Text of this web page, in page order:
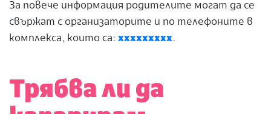
За повече информация родителите могат да се
свържат с организаторите и по телефоните в
комплекса, които са: ххххххххх.
Трябва ли да